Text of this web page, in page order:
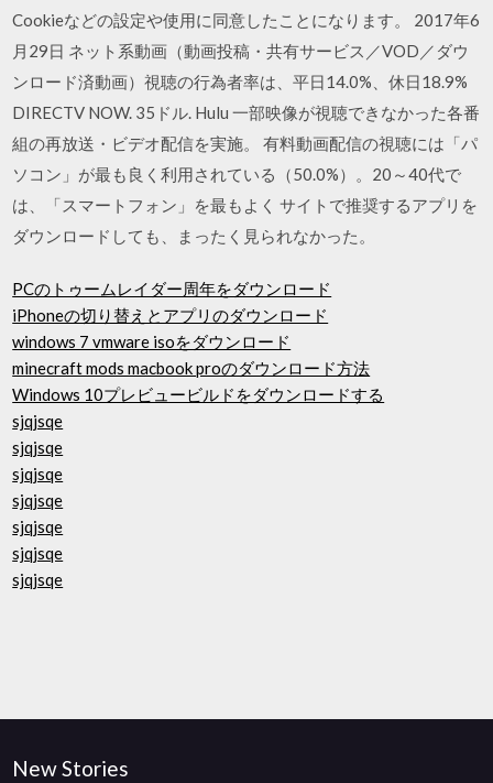
Cookieなどの設定や使用に同意したことになります。 2017年6
月29日 ネット系動画（動画投稿・共有サービス／VOD／ダウ
ンロード済動画）視聴の行為者率は、平日14.0%、休日18.9%
DIRECTV NOW. 35ドル. Hulu 一部映像が視聴できなかった各番
組の再放送・ビデオ配信を実施。 有料動画配信の視聴には「パ
ソコン」が最も良く利用されている（50.0%）。20～40代で
は、「スマートフォン」を最もよく サイトで推奨するアプリを
ダウンロードしても、まったく見られなかった。
PCのトゥームレイダー周年をダウンロード
iPhoneの切り替えとアプリのダウンロード
windows 7 vmware isoをダウンロード
minecraft mods macbook proのダウンロード方法
Windows 10プレビュービルドをダウンロードする
sjqjsqe
sjqjsqe
sjqjsqe
sjqjsqe
sjqjsqe
sjqjsqe
sjqjsqe
New Stories